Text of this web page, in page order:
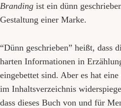
Branding ist ein dünn
Gestaltung einer Marke.
“Dünn geschrieben” heißt, dass
harten Informationen in
eingebettet sind. Aber es hat
im Inhaltsverzeichnis
dass dieses Buch von und für